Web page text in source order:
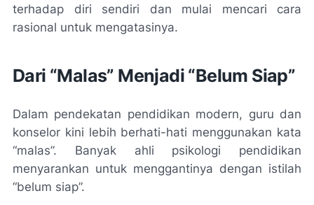
terhadap diri sendiri dan mulai mencari cara
rasional untuk mengatasinya.
Dari “Malas” Menjadi “Belum Siap”
Dalam pendekatan pendidikan modern, guru dan
konselor kini lebih berhati-hati menggunakan kata
“malas”. Banyak ahli psikologi pendidikan
menyarankan untuk menggantinya dengan istilah
“belum siap”.